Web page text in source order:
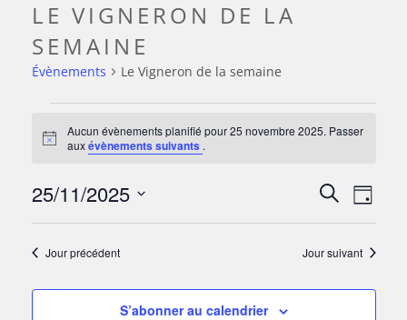
LE VIGNERON DE LA
SEMAINE
Évènements Le Vigneron de la semaine
ÉVÈNEMENTS
FOR
25
Notice
Aucun évènements planifié pour 25 novembre 2025. Passer
auxévènements suivants .
Recherche
DE
Jour
25/11/2025
Sélectionnez
uneJour précédent Jour suivant
S’abonner au calendrier